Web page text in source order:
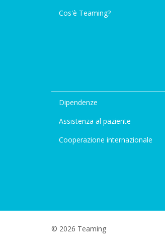
Cos'è Teaming?
Dipendenze
Assistenza al paziente
Cooperazione internazionale
© 2026 Teaming